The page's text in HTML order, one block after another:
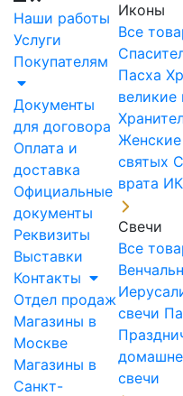
Наши работы
Услуги
Покупателям
Документы
для договора
Оплата и
доставка
Официальные
документы
Реквизиты
Выставки
Контакты
Отдел продаж
Магазины в
Москве
Магазины в
Санкт-
Иконы
Все
Пасха
великие
святых
врата
Свечи
Все
свечи
свечи